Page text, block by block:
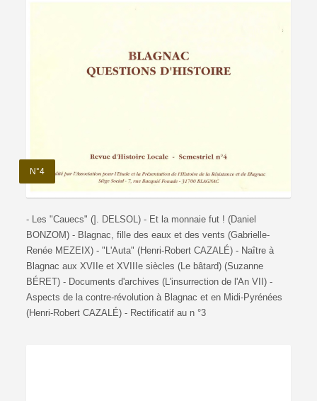
N°4
- Les "Cauecs" (]. DELSOL) - Et la monnaie fut ! (Daniel
BONZOM) - Blagnac, fille des eaux et des vents (Gabrielle-
Renée MEZEIX) - "L'Auta" (Henri-Robert CAZALÉ) - Naître à
Blagnac aux XVIIe et XVIIIe siècles (Le bâtard) (Suzanne
BÉRET) - Documents d'archives (L'insurrection de l'An VII) -
Aspects de la contre-révolution à Blagnac et en Midi-Pyrénées
(Henri-Robert CAZALÉ) - Rectificatif au n °3